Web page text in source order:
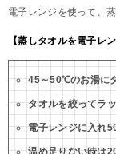
電子レンジを使って、
【蒸しタオルを電子レ
45～50℃のお湯に
タオルを絞ってラ
電子レンジに入れ